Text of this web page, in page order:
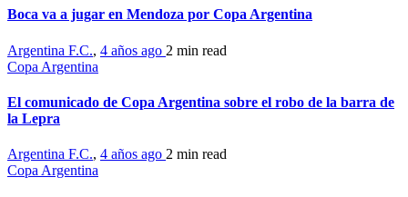
Boca va a jugar en Mendoza por Copa Argentina
Argentina F.C., 4 años ago 2 min read
Copa Argentina
El comunicado de Copa Argentina sobre el robo de la barra de
la Lepra
Argentina F.C., 4 años ago 2 min read
Copa Argentina